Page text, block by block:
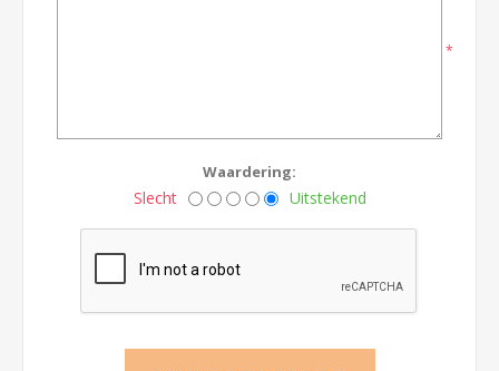
*
Waardering:
Slecht Uitstekend